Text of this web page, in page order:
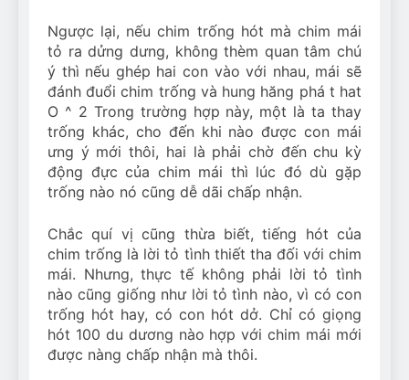
Ngược lại, nếu chim trống hót mà chim mái
tỏ ra dửng dưng, không thèm quan tâm chú
ý thì nếu ghép hai con vào với nhau, mái sẽ
đánh đuổi chim trống và hung hăng phá t hat
O ^ 2 Trong trường hợp này, một là ta thay
trống khác, cho đến khi nào được con mái
ưng ý mới thôi, hai là phải chờ đến chu kỳ
động đực của chim mái thì lúc đó dù gặp
trống nào nó cũng dễ dãi chấp nhận.
Chắc quí vị cũng thừa biết, tiếng hót của
chim trống là lời tỏ tình thiết tha đối với chim
mái. Nhưng, thực tế không phải lời tỏ tình
nào cũng giống như lời tỏ tình nào, vì có con
trống hót hay, có con hót dở. Chỉ có giọng
hót 100 du dương nào hợp với chim mái mới
được nàng chấp nhận mà thôi.